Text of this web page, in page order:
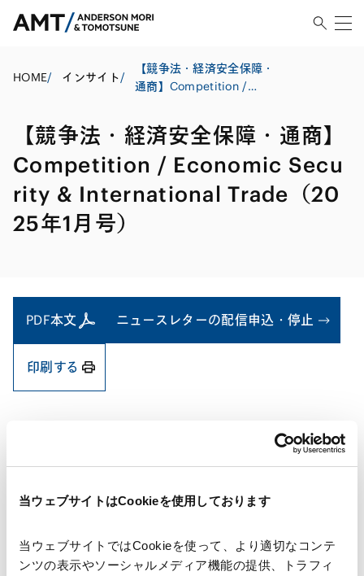
当ウェブサイトはCookieを使用しております
当ウェブサイトではCookieを使って、より適切なコンテ
ンツの表示やソーシャルメディア機能の提供、トラフィ
HOME/ インサイト/
【競争法・経済安全保障・
通商】Competition /
International Trade（2025
年1月号）
【競争法・経済安全保障・通商】
Competition / Economic Secu
rity & International Trade（20
25年1月号）
PDF本文 ニュースレターの配信申込・停止
印刷する
著者
関連弁護士等
臼杵 善治 髙嵜 直子 松本 千佳
発行年月日 2025年1月9日